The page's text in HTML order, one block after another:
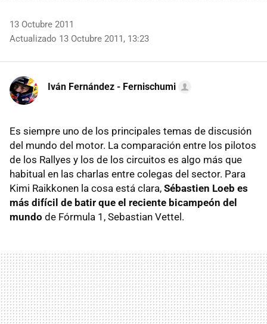
13 Octubre 2011
Actualizado 13 Octubre 2011, 13:23
Iván Fernández - Fernischumi
Es siempre uno de los principales temas de discusión
del mundo del motor. La comparación entre los pilotos
de los Rallyes y los de los circuitos es algo más que
habitual en las charlas entre colegas del sector. Para
Kimi Raikkonen la cosa está clara, Sébastien Loeb es
más difícil de batir que el reciente bicampeón del
mundo de Fórmula 1, Sebastian Vettel.